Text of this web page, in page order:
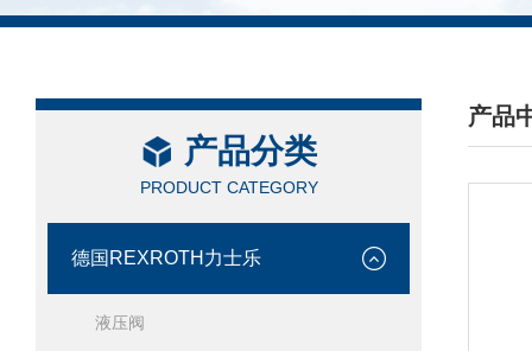
产品分类
PRODUCT CATEGORY
德国REXROTH力士乐
液压阀
产品
/